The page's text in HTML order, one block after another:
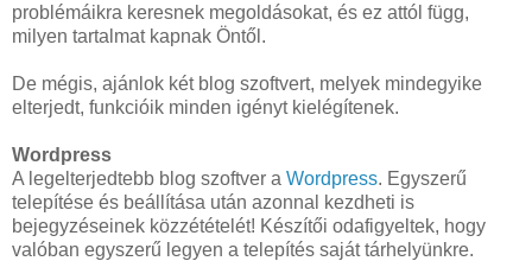
problémáikra keresnek megoldásokat, és ez attól függ,
milyen tartalmat kapnak Öntől.
De mégis, ajánlok két blog szoftvert, melyek mindegyike
elterjedt, funkcióik minden igényt kielégítenek.
Wordpress
A legelterjedtebb blog szoftver a Wordpress. Egyszerű
telepítése és beállítása után azonnal kezdheti is
bejegyzéseinek közzétételét! Készítői odafigyeltek, hogy
valóban egyszerű legyen a telepítés saját tárhelyünkre.